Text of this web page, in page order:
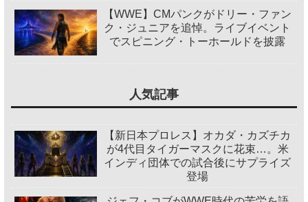
【WWE】CMパンクがドリー・ファン
ク・ジュニアを追悼。ライブイベント
でスピニング・トーホールドを披露
人気記事
【新日本プロレス】オカダ・カズチカ
が4代目タイガーマスクに花束…。米
インディ団体での試合後にサプライズ
登場